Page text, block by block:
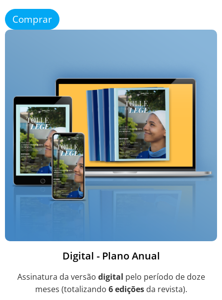
Comprar
Digital - Plano Anual
Assinatura da versão digital pelo período de doze
meses (totalizando 6 ediçõesda revista).